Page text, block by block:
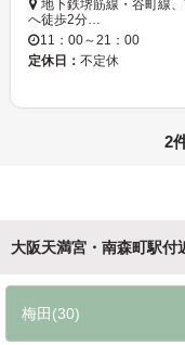
地下鉄堺筋線・谷町線
へ徒歩2分…
11：00～21：00
定休日： 不定休
2
大阪天満宮・南森町駅付
梅田(30)